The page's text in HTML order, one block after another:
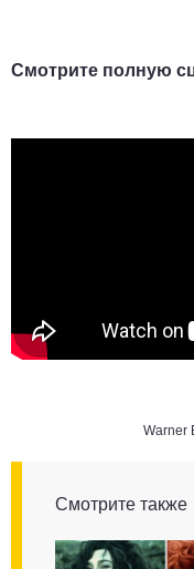
Смотрите полную
Warner
Смотрите также